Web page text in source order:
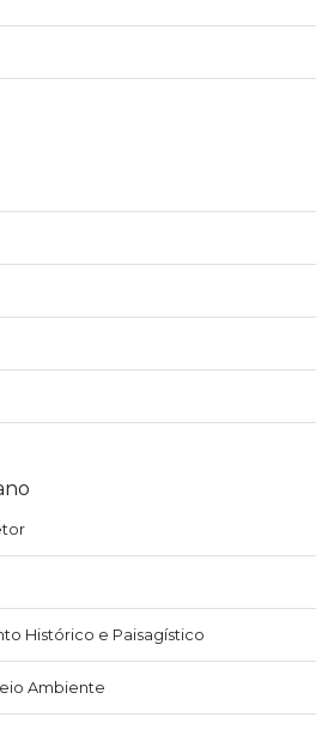
Histórico e Paisagístico
Ambiente